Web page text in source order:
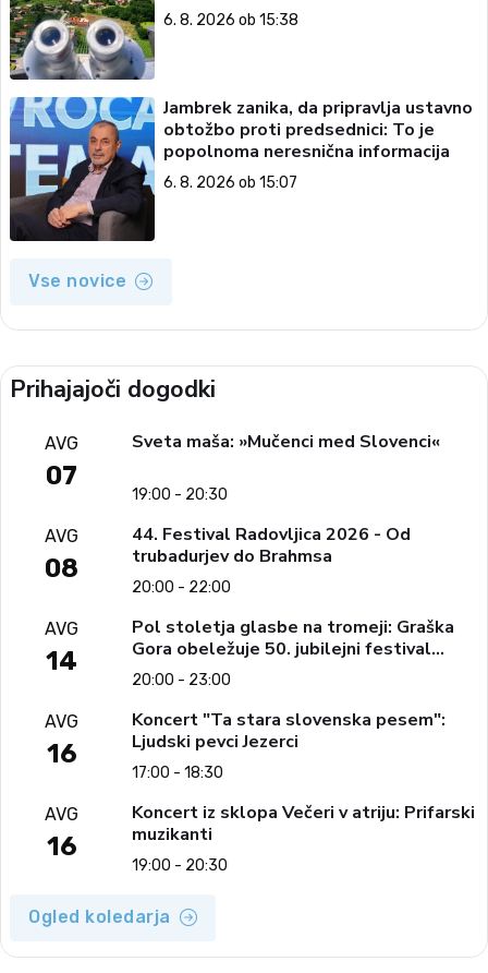
6. 8. 2026 ob 15:38
Jambrek zanika, da pripravlja ustavno
obtožbo proti predsednici: To je
popolnoma neresnična informacija
6. 8. 2026 ob 15:07
Vse novice
Prihajajoči dogodki
AVG
07
Sveta maša: »Mučenci med Slovenci«
19:00 - 20:30
AVG
08
44. Festival Radovljica 2026 - Od
trubadurjev do Brahmsa
20:00 - 22:00
AVG
14
Pol stoletja glasbe na tromeji: Graška
Gora obeležuje 50. jubilejni festival
narodno-zabavne glasbe
20:00 - 23:00
AVG
16
Koncert "Ta stara slovenska pesem":
Ljudski pevci Jezerci
17:00 - 18:30
AVG
16
Koncert iz sklopa Večeri v atriju: Prifarski
muzikanti
19:00 - 20:30
Ogled koledarja